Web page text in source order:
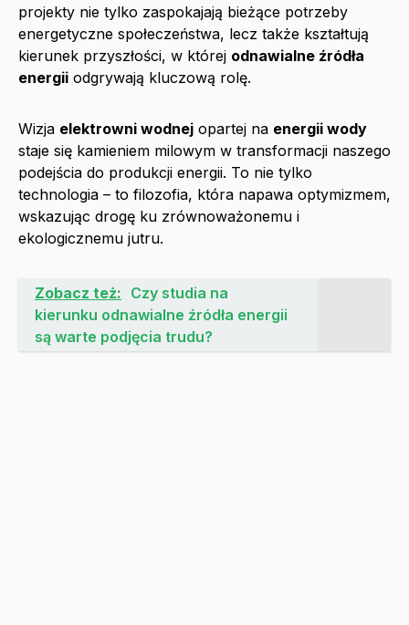
projekty nie tylko zaspokajają bieżące potrzeby
energetyczne społeczeństwa, lecz także kształtują
kierunek przyszłości, w której odnawialne źródła
energii odgrywają kluczową rolę.
Wizja elektrowni wodnej opartej na energii wody
staje się kamieniem milowym w transformacji naszego
podejścia do produkcji energii. To nie tylko
technologia – to filozofia, która napawa optymizmem,
wskazując drogę ku zrównoważonemu i
ekologicznemu jutru.
Zobacz też: Czy studia na
kierunku odnawialne źródła energii
są warte podjęcia trudu?